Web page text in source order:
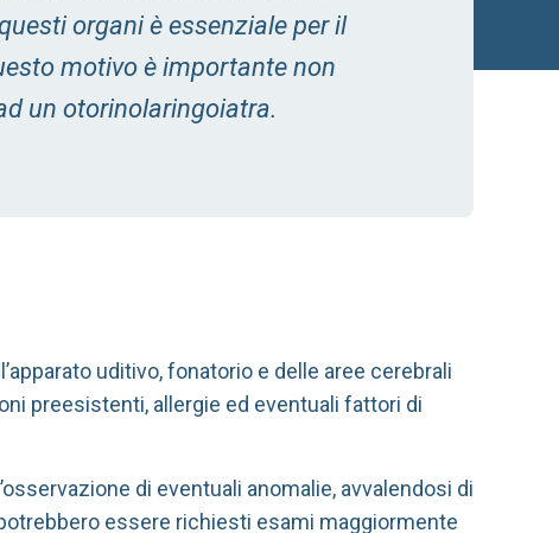
organi è essenziale per il
motivo è importante non
un otorinolaringoiatra.
uditivo, fonatorio e delle aree cerebrali
preesistenti, allergie ed eventuali fattori di
di eventuali anomalie, avvalendosi di
essere richiesti esami maggiormente